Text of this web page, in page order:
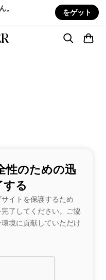
。 をゲット
性のための迅
る
イトを保護するため
了してください。ご協
境に貢献していただけ